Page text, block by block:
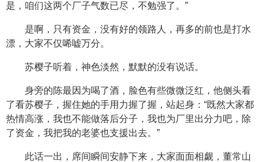
是，咱们这两个厂子气数已尽，不勉强了。”
是啊，只有资金，没有好的领路人，再多的前也是打水
漂，大家不仅唏嘘万分。
苏樱子听着，神色淡然，默默的没有说话。
身旁的陈最因为喝了酒，脸色有些微微泛红，他侧头看
了看苏樱子，握住她的手用力握了握，站起身：“既然大家都
热情高涨，我也不能做落后分子，我也为厂里出分力吧，除
了资金，我把我的老婆也支援出去。”
此话一出，席间瞬间安静下来，大家面面相觑，董常山